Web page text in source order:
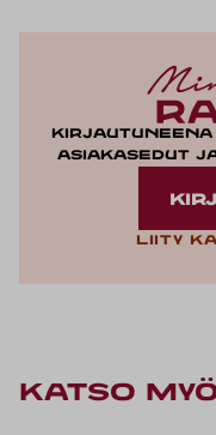
Kirjautuneena
asiakasedut
Liity
KATSO